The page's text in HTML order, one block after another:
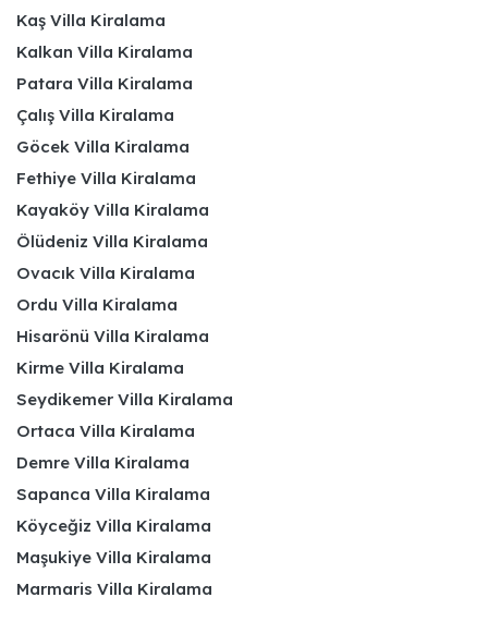
Kaş Villa Kiralama
Kalkan Villa Kiralama
Patara Villa Kiralama
Çalış Villa Kiralama
Göcek Villa Kiralama
Fethiye Villa Kiralama
Kayaköy Villa Kiralama
Ölüdeniz Villa Kiralama
Ovacık Villa Kiralama
Ordu Villa Kiralama
Hisarönü Villa Kiralama
Kirme Villa Kiralama
Seydikemer Villa Kiralama
Ortaca Villa Kiralama
Demre Villa Kiralama
Sapanca Villa Kiralama
Köyceğiz Villa Kiralama
Maşukiye Villa Kiralama
Marmaris Villa Kiralama